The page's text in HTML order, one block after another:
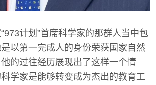
计划”首席科学家的那群人当中包
以第一完成人的身份荣获国家自然
的过往经历展现出了这样一个情
学家是能够转变成为杰出的教育工